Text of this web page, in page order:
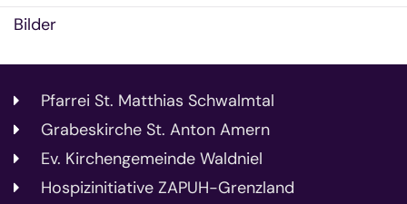
Bilder
Pfarrei St. Matthias Schwalmtal
Grabeskirche St. Anton Amern
Ev. Kirchengemeinde Waldniel
Hospizinitiative ZAPUH-Grenzland